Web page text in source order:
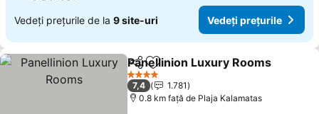
Vedeți prețurile de la 9 site-uri Vedeți prețurile
DistribuițiAdăugaţi la favorite
Panellinion Luxury Rooms
4 Stele
7,4
1.781
0.8 km faţă de Plaja Kalamatas